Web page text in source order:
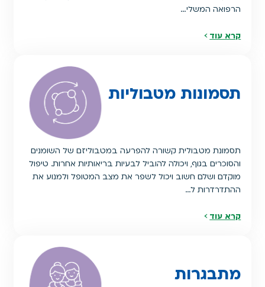
הרפואה המשלי…
קרא עוד
תסמונות מטבוליות
תסמונת מטבולית קשורה להפרעה במטבוליזם של השומנים
והסוכרים בגוף, ויכולה להוביל לבעיות בריאותיות אחרות. טיפול
מוקדם ושלם חשוב ויכול לשפר את מצב המטופל ולמנוע את
ההתדרדרות ל…
קרא עוד
מתבגרות